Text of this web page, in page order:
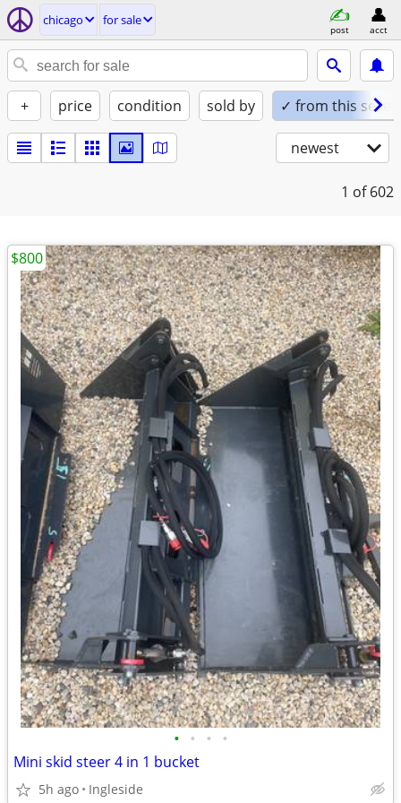
chicago for sale
post acct
+ price condition sold by ✓ from this seller
newest
1 of 602
• • • •
Mini skid steer 4 in 1 bucket
5h ago Ingleside
$800